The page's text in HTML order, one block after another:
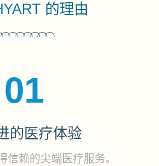
的理由
01
的医疗体验
信赖的尖端医疗服务。